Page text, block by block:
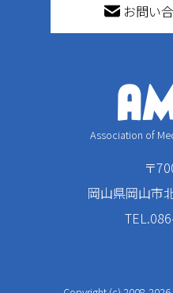
お問い
Association of
〒
岡山県岡山市